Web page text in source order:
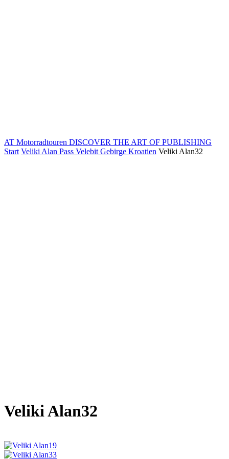
AT Motorradtouren DISCOVER THE ART OF PUBLISHING
Start Veliki Alan Pass Velebit Gebirge Kroatien Veliki Alan32
Veliki Alan32